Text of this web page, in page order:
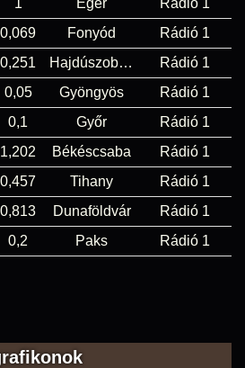
1 Eger
Rádió 1
0,069 Fonyód
Rádió 1
0,251 Hajdúszoboszló
Rádió 1
0,05 Gyöngyös
Rádió 1
0,1 Győr
Rádió 1
1,202 Békéscsaba
Rádió 1
0,457 Tihany
Rádió 1
0,813 Dunaföldvár
Rádió 1
0,2 Paks Rádió 1